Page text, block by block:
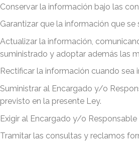
Conservar la información bajo las
Garantizar que la información que
Actualizar la información,
suministrado y adoptar además las
Rectificar la información cuando
Suministrar al Encargado y/o
previsto en la presente Ley.
Exigir al Encargado y/o
Tramitar las consultas y reclamos